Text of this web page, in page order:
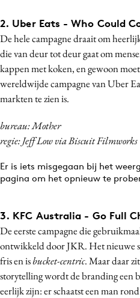
Influencer marketing
Interne communicatie
Martech
Media
Merkstrategie
PR
Programmatic
Reputatie & crisis
2. Uber Eats - Who Could
De hele campagne draait om
die van deur tot deur gaat om
kappen met koken, en gewoon
wereldwijde campagne van Uber
markten te zien is.
bureau: Mother
regie: Jeff Low via Biscuit
Er is iets misgegaan bij het
pagina om het opnieuw te
3. KFC Australia - Go Full
De eerste campagne die
ontwikkeld door JKR. Het nieuwe
fris en isbucket-centric. Maar daar
storytelling wordt de branding een
eerlijk zijn: er schaatst een man